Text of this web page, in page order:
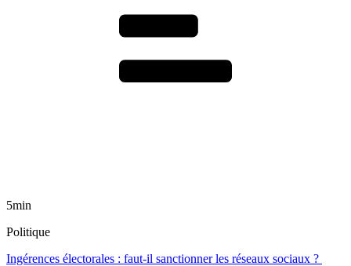
5min
Politique
Ingérences électorales : faut-il sanctionner les réseaux sociaux ?